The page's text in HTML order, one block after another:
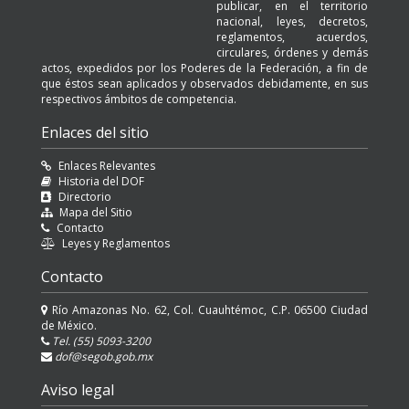
publicar, en el territorio
nacional, leyes, decretos,
reglamentos, acuerdos,
circulares, órdenes y demás
actos, expedidos por los Poderes de la Federación, a fin de
que éstos sean aplicados y observados debidamente, en sus
respectivos ámbitos de competencia.
Enlaces del sitio
Enlaces Relevantes
Historia del DOF
Directorio
Mapa del Sitio
Contacto
Leyes y Reglamentos
Contacto
Río Amazonas No. 62, Col. Cuauhtémoc, C.P. 06500 Ciudad
de México.
Tel. (55) 5093-3200
dof@segob.gob.mx
Aviso legal